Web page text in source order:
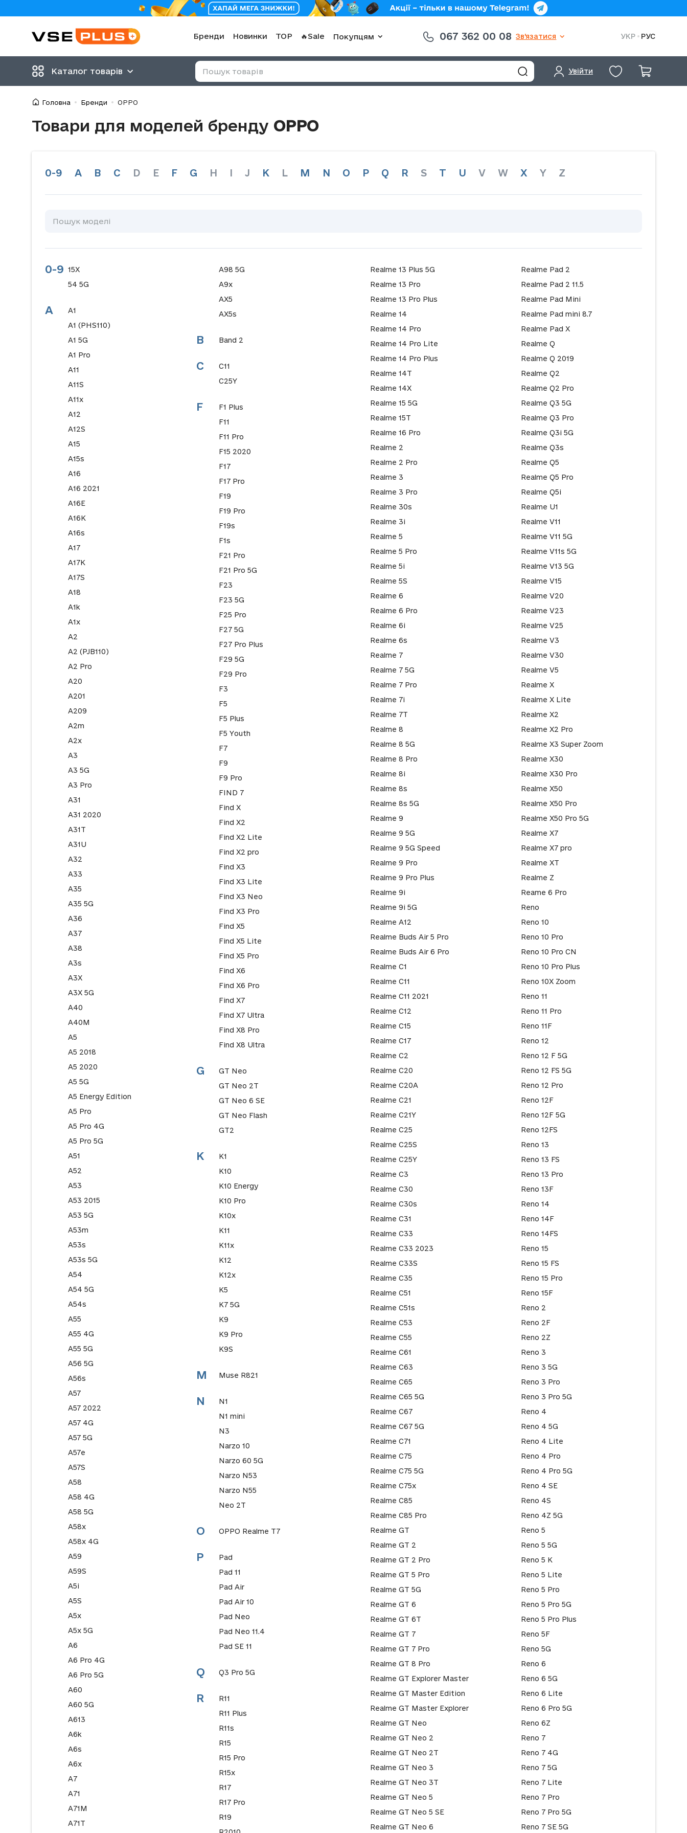
Бренди Новинки TOP 🔥Sale Покупцям 067 362 00 08 Зв'язатися УКР РУС
Увійти
Головна Бренди OPPO
Товари для моделей бренду OPPO
0-9 A B C D E F G H I J K L M N O P Q R S T U V W X Y Z
0-9 15X
54 5G
A
A1
A1 (PHS110)
A1 5G
A1 Pro
A11
A11S
A11x
A12
A12S
A15
A15s
A16
A16 2021
A16E
A16K
A16s
A17
A17K
A17S
A18
A1k
A1x
A2
A2 (PJB110)
A2 Pro
A20
A201
A209
A2m
A2x
A3
A3 5G
A3 Pro
A31
A31 2020
A31T
A31U
A32
A33
A35
A35 5G
A36
A37
A38
A3s
A3X
A3X 5G
A40
A40M
A5
A5 2018
A5 2020
A5 5G
A5 Energy Edition
A5 Pro
A5 Pro 4G
A5 Pro 5G
A51
A52
A53
A53 2015
A53 5G
A53m
A53s
A53s 5G
A54
A54 5G
A54s
A55
A55 4G
A55 5G
A56 5G
A56s
A57
A57 2022
A57 4G
A57 5G
A57e
A57S
A58
A58 4G
A58 5G
A58x
A58x 4G
A59
A59S
A5i
A5S
A5x
A5x 5G
A6
A6 Pro 4G
A6 Pro 5G
A60
A60 5G
A613
A6k
A6s
A6x
A7
A71
A71M
A71T
A98 5G
A9x
AX5
AX5s
B Band 2
C
C11
C25Y
F
F1 Plus
F11
F11 Pro
F15 2020
F17
F17 Pro
F19
F19 Pro
F19s
F1s
F21 Pro
F21 Pro 5G
F23
F23 5G
F25 Pro
F27 5G
F27 Pro Plus
F29 5G
F29 Pro
F3
F5
F5 Plus
F5 Youth
F7
F9
F9 Pro
FIND 7
Find X
Find X2
Find X2 Lite
Find X2 pro
Find X3
Find X3 Lite
Find X3 Neo
Find X3 Pro
Find X5
Find X5 Lite
Find X5 Pro
Find X6
Find X6 Pro
Find X7
Find X7 Ultra
Find X8 Pro
Find X8 Ultra
G
GT Neo
GT Neo 2T
GT Neo 6 SE
GT Neo Flash
GT2
K
K1
K10
K10 Energy
K10 Pro
K10x
K11
K11x
K12
K12x
K5
K7 5G
K9
K9 Pro
K9S
M Muse R821
N
N1
N1 mini
N3
Narzo 10
Narzo 60 5G
Narzo N53
Narzo N55
Neo 2T
O OPPO Realme T7
P
Pad
Pad 11
Pad Air
Pad Air 10
Pad Neo
Pad Neo 11.4
Pad SE 11
Q Q3 Pro 5G
R
R11
R11 Plus
R11s
R15
R15 Pro
R15x
R17
R17 Pro
R19
Realme 13 Plus 5G
Realme 13 Pro
Realme 13 Pro Plus
Realme 14
Realme 14 Pro
Realme 14 Pro Lite
Realme 14 Pro Plus
Realme 14T
Realme 14X
Realme 15 5G
Realme 15T
Realme 16 Pro
Realme 2
Realme 2 Pro
Realme 3
Realme 3 Pro
Realme 30s
Realme 3i
Realme 5
Realme 5 Pro
Realme 5i
Realme 5S
Realme 6
Realme 6 Pro
Realme 6i
Realme 6s
Realme 7
Realme 7 5G
Realme 7 Pro
Realme 7i
Realme 7T
Realme 8
Realme 8 5G
Realme 8 Pro
Realme 8i
Realme 8s
Realme 8s 5G
Realme 9
Realme 9 5G
Realme 9 5G Speed
Realme 9 Pro
Realme 9 Pro Plus
Realme 9i
Realme 9i 5G
Realme A12
Realme Buds Air 5 Pro
Realme Buds Air 6 Pro
Realme C1
Realme C11
Realme C11 2021
Realme C12
Realme C15
Realme C17
Realme C2
Realme C20
Realme C20A
Realme C21
Realme C21Y
Realme C25
Realme C25S
Realme C25Y
Realme C3
Realme C30
Realme C30s
Realme C31
Realme C33
Realme C33 2023
Realme C33S
Realme C35
Realme C51
Realme C51s
Realme C53
Realme C55
Realme C61
Realme C63
Realme C65
Realme C65 5G
Realme C67
Realme C67 5G
Realme C71
Realme C75
Realme C75 5G
Realme C75x
Realme C85
Realme C85 Pro
Realme GT
Realme GT 2
Realme GT 2 Pro
Realme GT 5 Pro
Realme GT 5G
Realme GT 6
Realme GT 6T
Realme GT 7
Realme GT 7 Pro
Realme GT 8 Pro
Realme GT Explorer Master
Realme GT Master Edition
Realme GT Master Explorer
Realme GT Neo
Realme GT Neo 2
Realme GT Neo 2T
Realme GT Neo 3
Realme GT Neo 3T
Realme GT Neo 5
Realme GT Neo 5 SE
Realme GT Neo 6
Realme Pad 2
Realme Pad 2 11.5
Realme Pad Mini
Realme Pad mini 8.7
Realme Pad X
Realme Q
Realme Q 2019
Realme Q2
Realme Q2 Pro
Realme Q3 5G
Realme Q3 Pro
Realme Q3i 5G
Realme Q3s
Realme Q5
Realme Q5 Pro
Realme Q5i
Realme U1
Realme V11
Realme V11 5G
Realme V11s 5G
Realme V13 5G
Realme V15
Realme V20
Realme V23
Realme V25
Realme V3
Realme V30
Realme V5
Realme X
Realme X Lite
Realme X2
Realme X2 Pro
Realme X3 Super Zoom
Realme X30
Realme X30 Pro
Realme X50
Realme X50 Pro
Realme X50 Pro 5G
Realme X7
Realme X7 pro
Realme XT
Realme Z
Reame 6 Pro
Reno
Reno 10
Reno 10 Pro
Reno 10 Pro CN
Reno 10 Pro Plus
Reno 10X Zoom
Reno 11
Reno 11 Pro
Reno 11F
Reno 12
Reno 12 F 5G
Reno 12 FS 5G
Reno 12 Pro
Reno 12F
Reno 12F 5G
Reno 12FS
Reno 13
Reno 13 FS
Reno 13 Pro
Reno 13F
Reno 14
Reno 14F
Reno 14FS
Reno 15
Reno 15 FS
Reno 15 Pro
Reno 15F
Reno 2
Reno 2F
Reno 2Z
Reno 3
Reno 3 5G
Reno 3 Pro
Reno 3 Pro 5G
Reno 4
Reno 4 5G
Reno 4 Lite
Reno 4 Pro
Reno 4 Pro 5G
Reno 4 SE
Reno 4S
Reno 4Z 5G
Reno 5
Reno 5 5G
Reno 5 K
Reno 5 Lite
Reno 5 Pro
Reno 5 Pro 5G
Reno 5 Pro Plus
Reno 5F
Reno 5G
Reno 6
Reno 6 5G
Reno 6 Lite
Reno 6 Pro 5G
Reno 6Z
Reno 7
Reno 7 4G
Reno 7 5G
Reno 7 Lite
Reno 7 Pro
Reno 7 Pro 5G
Reno 7 SE 5G
Каталог товарів